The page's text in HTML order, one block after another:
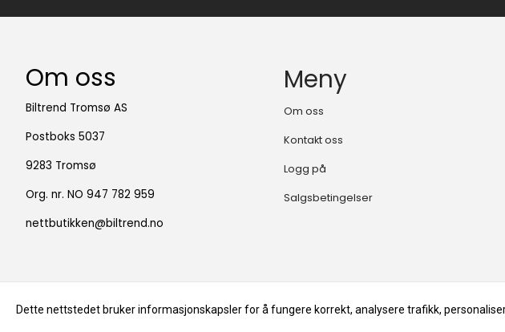
Om oss
Biltrend Tromsø AS
Postboks 5037
9283 Tromsø
Org. nr. NO 947 782 959
nettbutikken@biltrend.no
Meny
Om oss
Kontakt oss
Logg på
Salgsbetingelser
Dette nettstedet bruker informasjonskapsler for å fungere korrekt, analysere trafikk,